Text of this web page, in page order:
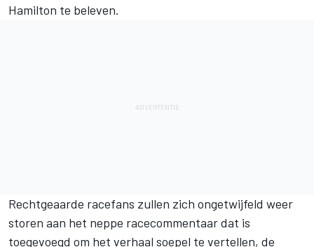
Hamilton te beleven.
Rechtgeaarde racefans zullen zich ongetwijfeld weer
storen aan het neppe racecommentaar dat is
toegevoegd om het verhaal soepel te vertellen, de